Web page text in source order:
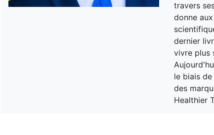
travers
donne
dernier
vivre plus
le biais
des
Healthier